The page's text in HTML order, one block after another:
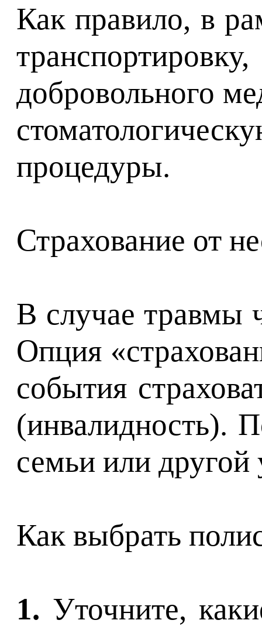
Как правило, в
добровольного
процедуры.
Страхование от
В случае травмы
Опция
события
(инвалидность).
семьи или другой
Как выбрать
1. Уточните,